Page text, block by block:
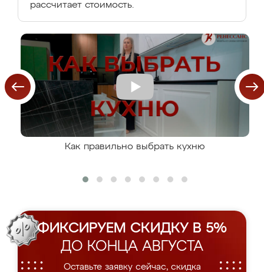
рассчитает стоимость.
Как правильно выбрать кухню
ФИКСИРУЕМ СКИДКУ В 5%
ДО КОНЦА АВГУСТА
Оставьте заявку сейчас, скидка